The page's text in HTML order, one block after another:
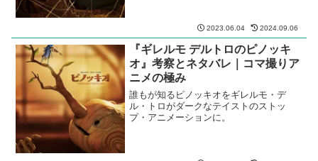
2023.06.04 2024.09.06
『ギレルモ デルトロのピノッキ
オ』考察とネタバレ｜コマ撮りア
ニメの極み
誰もが知るピノッキオをギレルモ・デ
ル・トロがダークなテイストのストッ
プ・アニメーションに。